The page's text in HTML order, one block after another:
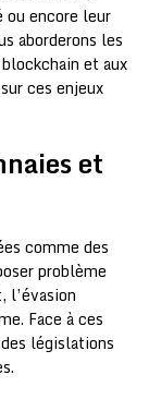
encore leur
aborderons les
et aux
ces enjeux
et
comme des
problème
l’évasion
Face à ces
législations